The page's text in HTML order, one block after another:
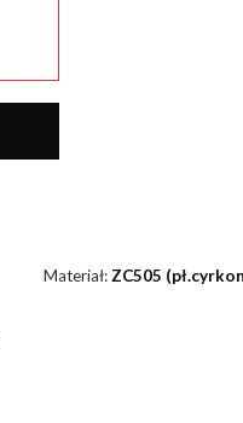
Materiał:ZC505